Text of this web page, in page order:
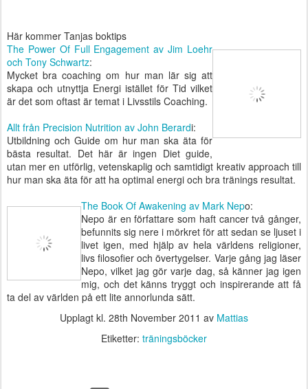
Här kommer Tanjas boktips
The Power Of Full Engagement av Jim Loehr
och Tony Schwartz:
Mycket bra coaching om hur man lär sig att
skapa och utnyttja Energi istället för Tid vilket
är det som oftast är temat i Livsstils Coaching.
Allt från Precision Nutrition av John Berardi:
Utbildning och Guide om hur man ska äta för
bästa resultat. Det här är ingen Diet guide,
utan mer en utförlig, vetenskaplig och samtidigt kreativ approach till
hur man ska äta för att ha optimal energi och bra tränings resultat.
The Book Of Awakening av Mark Nepo:
Nepo är en författare som haft cancer två gånger,
befunnits sig nere i mörkret för att sedan se ljuset i
livet igen, med hjälp av hela världens religioner,
livs filosofier och övertygelser. Varje gång jag läser
Nepo, vilket jag gör varje dag, så känner jag igen
mig, och det känns tryggt och inspirerande att få
ta del av världen på ett lite annorlunda sätt.
Upplagt kl. 28th November 2011 av Mattias
Etiketter: träningsböcker